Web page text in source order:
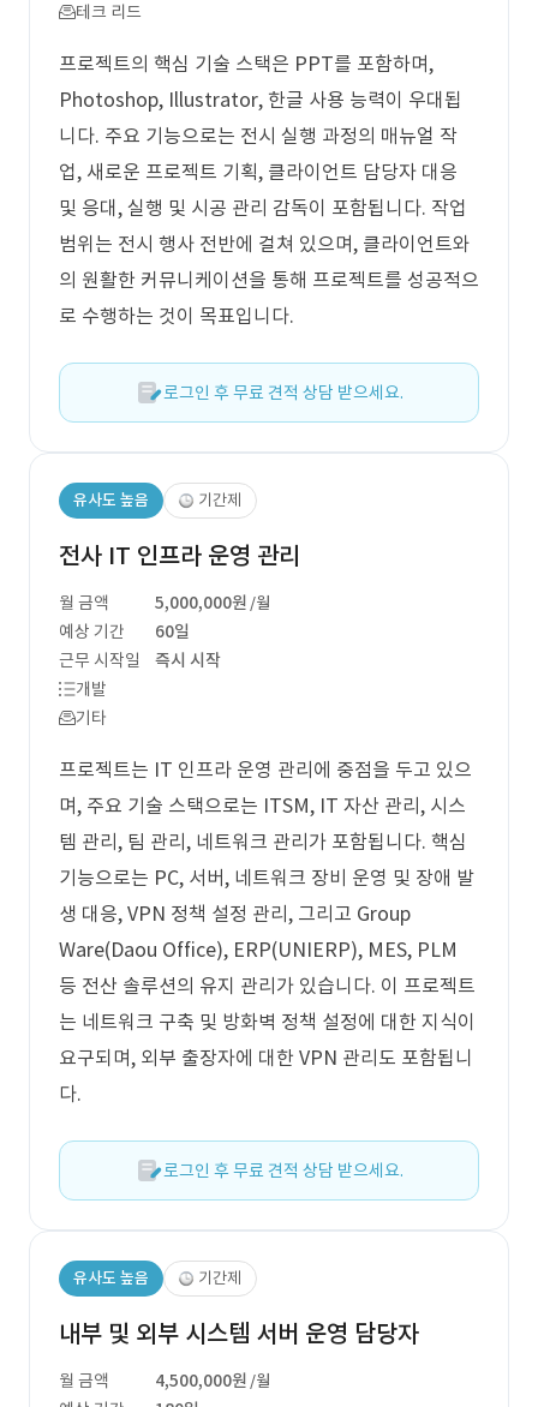
테크 리드
프로젝트의 핵심 기술 스택은 PPT를 포함하며,
Photoshop, Illustrator, 한글 사용 능력이 우대됩
니다. 주요 기능으로는 전시 실행 과정의 매뉴얼 작
업, 새로운 프로젝트 기획, 클라이언트 담당자 대응
및 응대, 실행 및 시공 관리 감독이 포함됩니다. 작업
범위는 전시 행사 전반에 걸쳐 있으며, 클라이언트와
의 원활한 커뮤니케이션을 통해 프로젝트를 성공적으
로 수행하는 것이 목표입니다.
로그인 후 무료 견적 상담 받으세요.
유사도 높음 기간제
전사 IT 인프라 운영 관리
월 금액 5,000,000원 /월
예상 기간
60일
근무 시작일
즉시 시작
개발
기타
프로젝트는 IT 인프라 운영 관리에 중점을 두고 있으
며, 주요 기술 스택으로는 ITSM, IT 자산 관리, 시스
템 관리, 팀 관리, 네트워크 관리가 포함됩니다. 핵심
기능으로는 PC, 서버, 네트워크 장비 운영 및 장애 발
생 대응, VPN 정책 설정 관리, 그리고 Group
Ware(Daou Office), ERP(UNIERP), MES, PLM
등 전산 솔루션의 유지 관리가 있습니다. 이 프로젝트
는 네트워크 구축 및 방화벽 정책 설정에 대한 지식이
요구되며, 외부 출장자에 대한 VPN 관리도 포함됩니
다.
로그인 후 무료 견적 상담 받으세요.
유사도 높음 기간제
내부 및 외부 시스템 서버 운영 담당자
월 금액 4,500,000원 /월